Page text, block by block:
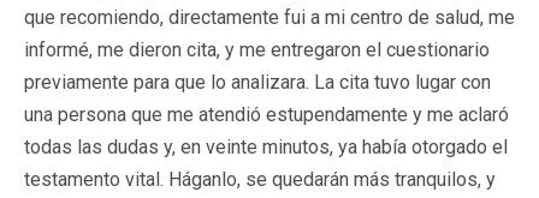
que recomiendo, directamente fui a mi centro de salud, me
informé, me dieron cita, y me entregaron el cuestionario
previamente para que lo analizara. La cita tuvo lugar con
una persona que me atendió estupendamente y me aclaró
todas las dudas y, en veinte minutos, ya había otorgado el
testamento vital. Háganlo, se quedarán más tranquilos, y